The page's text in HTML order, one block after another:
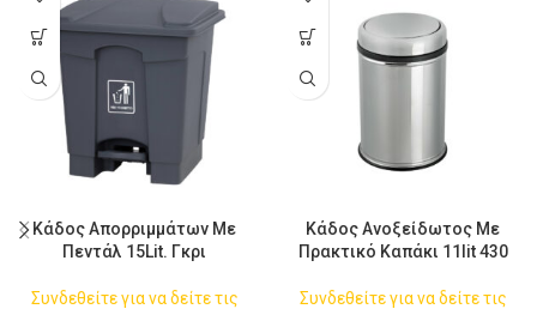
Κάδος Απορριμμάτων Με
Πεντάλ 15Lit. Γκρι
Συνδεθείτε για να δείτε τις
Κάδος Ανοξείδωτος Με
Πρακτικό Καπάκι 11lit 430
Συνδεθείτε για να δείτε τις